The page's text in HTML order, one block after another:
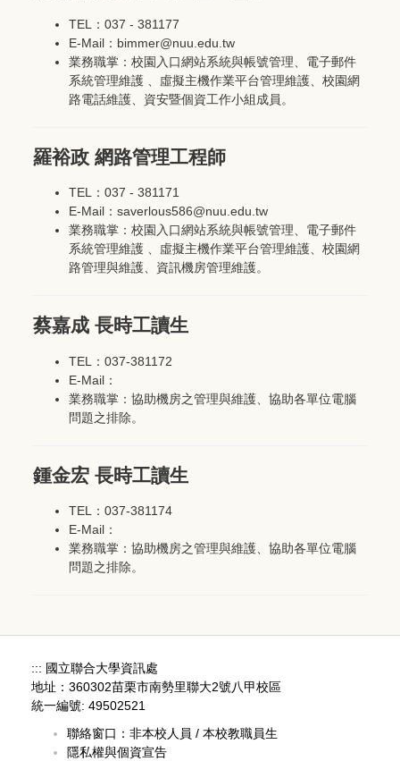
TEL：037 - 381177
E-Mail：bimmer@nuu.edu.tw
業務職掌：校園入口網站系統與帳號管理、電子郵件
系統管理維護 、虛擬主機作業平台管理維護、校園網
路電話維護、資安暨個資工作小組成員。
羅裕政 網路管理工程師
TEL：037 - 381171
E-Mail：saverlous586@nuu.edu.tw
業務職掌：校園入口網站系統與帳號管理、電子郵件
系統管理維護 、虛擬主機作業平台管理維護、校園網
路管理與維護、資訊機房管理維護。
蔡嘉成 長時工讀生
TEL：037-381172
E-Mail：
業務職掌：協助機房之管理與維護、協助各單位電腦
問題之排除。
鍾金宏 長時工讀生
TEL：037-381174
E-Mail：
業務職掌：協助機房之管理與維護、協助各單位電腦
問題之排除。
::: 國立聯合大學資訊處
地址：360302苗栗市南勢里聯大2號八甲校區
統一編號: 49502521
聯絡窗口： 非本校人員 / 本校教職員生
隱私權與個資宣告